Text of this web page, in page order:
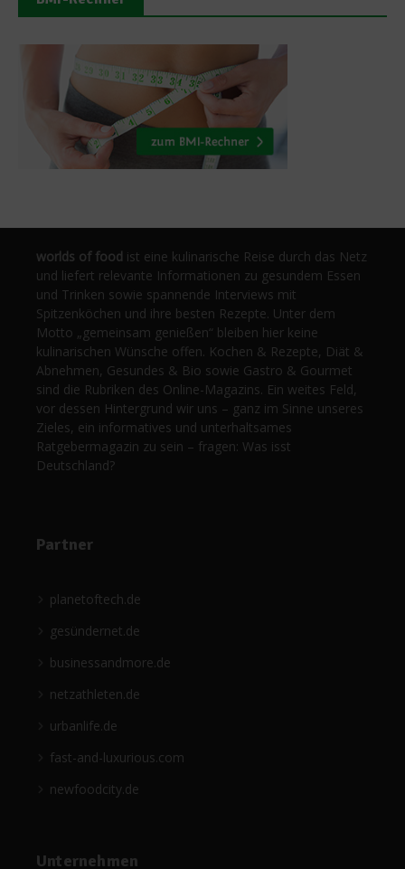
worlds of food ist eine kulinarische Reise durch das Netz
und liefert relevante Informationen zu gesundem Essen
und Trinken sowie spannende Interviews mit
Spitzenköchen und ihre besten Rezepte. Unter dem
Motto „gemeinsam genießen“ bleiben hier keine
kulinarischen Wünsche offen. Kochen & Rezepte, Diät &
Abnehmen, Gesundes & Bio sowie Gastro & Gourmet
sind die Rubriken des Online-Magazins. Ein weites Feld,
vor dessen Hintergrund wir uns – ganz im Sinne unseres
Zieles, ein informatives und unterhaltsames
Ratgebermagazin zu sein – fragen: Was isst
Deutschland?
Partner
planetoftech.de
gesündernet.de
businessandmore.de
netzathleten.de
urbanlife.de
fast-and-luxurious.com
newfoodcity.de
Unternehmen